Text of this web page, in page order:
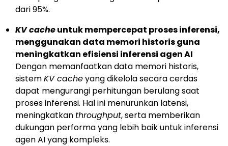
dari 95%.
KV cacheuntuk mempercepat proses inferensi,
menggunakan data memori historis guna
meningkatkan efisiensi inferensi agen AI
Dengan memanfaatkan data memori historis,
sistemKV cacheyang dikelola secara cerdas
dapat mengurangi perhitungan berulang saat
proses inferensi. Hal ini menurunkan latensi,
meningkatkan throughput, serta memberikan
dukungan performa yang lebih baik untuk inferensi
agen AI yang kompleks.